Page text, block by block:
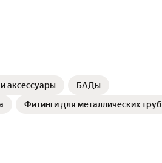
аксессуары
БАДы
Фитинги для металлических труб